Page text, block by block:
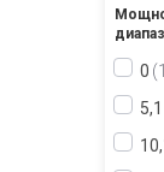
0 1